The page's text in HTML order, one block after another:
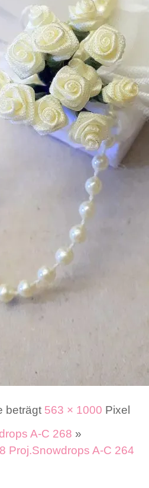
beträgt 563 × 1000 Pixel
A-C 268 »
Proj.Snowdrops A-C 264